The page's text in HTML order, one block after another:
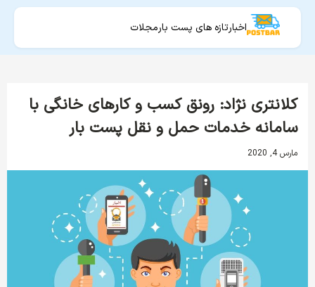
اخبارتازه های پست بارمجلات
کلانتری نژاد: رونق کسب و کارهای خانگی با
سامانه خدمات حمل و نقل پست بار
مارس 4, 2020